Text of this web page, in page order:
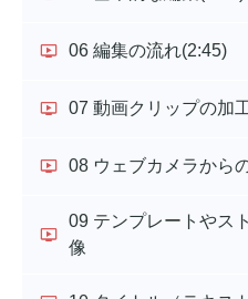
06 編集の流れ(2:45)
07 動画クリップの加
08 ウェブカメラから
09 テンプレートやス
像